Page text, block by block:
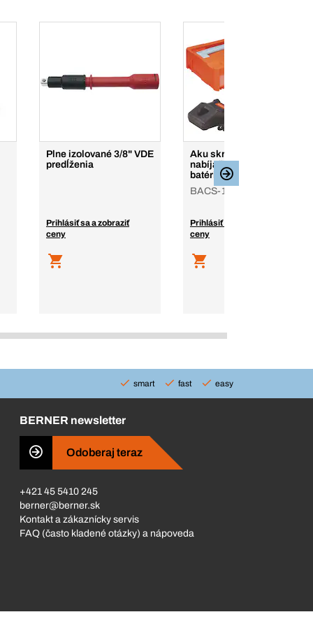
Plne izolované 3/8" VDE
predĺženia
Prihlásiť sa a zobraziť
ceny
Aku skrutkovač,
nabíjačka, 2.0 a 4.0 Ah
batéria 12 V
BACS-1, Bera-Clic
Prihlásiť sa a zobraziť
ceny
smart fast easy
BERNER newsletter
Odoberaj teraz
+421 45 5410 245
berner@berner.sk
Kontakt a zákaznícky servis
FAQ (často kladené otázky) a nápoveda